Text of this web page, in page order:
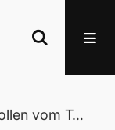
OJM_BIB_RL_436: Die Schriftrollen vom Toten Meer